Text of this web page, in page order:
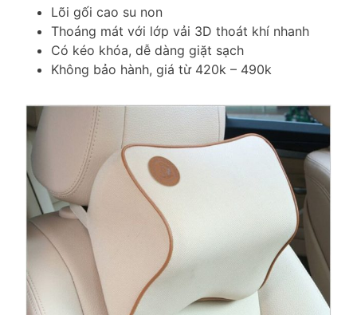
Lõi gối cao su non
Thoáng mát với lớp vải 3D thoát khí nhanh
Có kéo khóa, dễ dàng giặt sạch
Không bảo hành, giá từ 420k – 490k